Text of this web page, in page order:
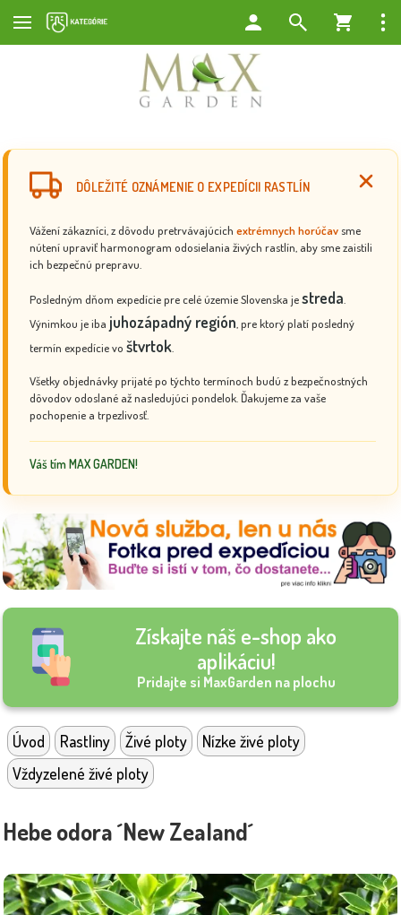
DÔLEŽITÉ OZNÁMENIE O EXPEDÍCII RASTLÍN
Vážení zákazníci, z dôvodu pretrvávajúcich extrémnych horúčav sme
nútení upraviť harmonogram odosielania živých rastlín, aby sme zaistili
ich bezpečnú prepravu.
Posledným dňom expedície pre celé územie Slovenska jestreda
Výnimkou je iba juhozápadný región , pre ktorý platí posledný
termín expedície vo štvrtok
Všetky objednávky prijaté po týchto termínoch budú z bezpečnostných
dôvodov odoslané až nasledujúci pondelok. Ďakujeme za vaše
pochopenie a trpezlivosť.
Váš tím MAX GARDEN!
Získajte náš e-shop ako
aplikáciu!
Pridajte si MaxGarden na plochu
Úvod Rastliny Živé ploty
Nízke živé ploty
Vždyzelené živé ploty
Hebe odora ´New Zealand´